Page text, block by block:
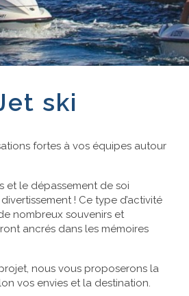
L’agence
Insularis
Actualités
Contact
ski
fortes à vos équipes autour
et le dépassement de soi
! Ce type d’activité
nombreux souvenirs et
ancrés dans les mémoires
nous vous proposerons la
vos envies et la destination.